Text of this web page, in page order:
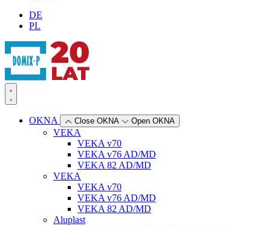
DE
PL
OKNA Close OKNA Open OKNA
VEKA
VEKA v70
VEKA v76 AD/MD
VEKA 82 AD/MD
VEKA
VEKA v70
VEKA v76 AD/MD
VEKA 82 AD/MD
Aluplast